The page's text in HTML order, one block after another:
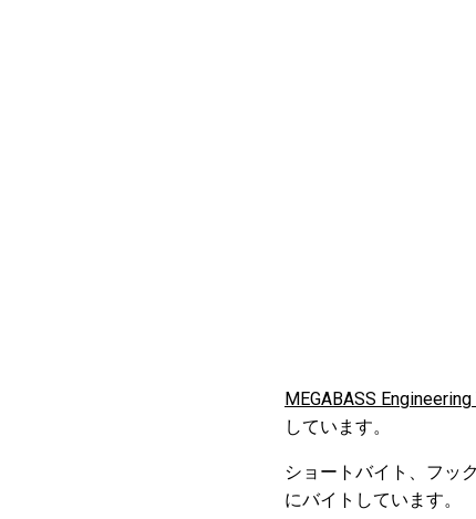
MEGABASS
しています。
ショートバイト、フッ
にバイトしています。